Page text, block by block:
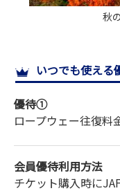
会員優待のご利用方法
サイトマップ
秋
いつでも使える
優待①
ロープウェー往復料
会員優待利用方法
チケット購入時に